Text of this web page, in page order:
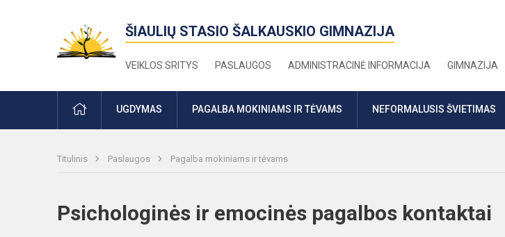
ŠIAULIŲ STASIO ŠALKAUSKIO GIMNAZIJA
VEIKLOS SRITYS PASLAUGOS ADMINISTRACINĖ INFORMACIJA GIMNAZIJA
PRADŽIAUGDYMAS PAGALBA MOKINIAMS IR TĖVAMS NEFORMALUSIS ŠVIETIMAS
Titulinis Paslaugos Pagalba mokiniams ir tėvams
Psichologinės ir emocinės pagalbos kontaktai